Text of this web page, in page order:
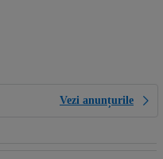
Vezi anunțurile